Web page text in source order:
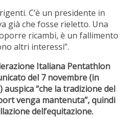
C’è un presidente in
già che fosse rieletto. Una
ricambi, è un fallimento
altri interessi”.
Italiana Pentathlon
del 7 novembre (in
“che la tradizione del
venga mantenuta”, quindi
dell’equitazione.